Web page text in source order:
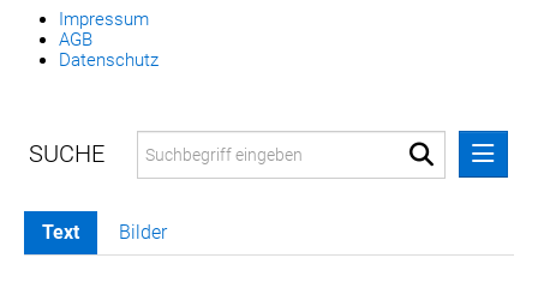
Impressum
AGB
Datenschutz
MELDUNGEN
Text Bilder